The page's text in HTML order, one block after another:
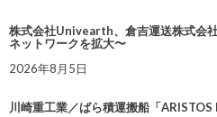
株式会社Univearth、倉吉運送株式会
ネットワークを拡大〜
2026年8月5日
川崎重工業／ばら積運搬船「ARISTOS